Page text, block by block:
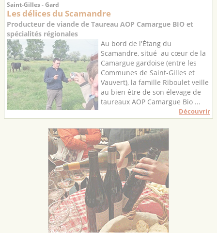
Saint-Gilles - Gard
Les délices du Scamandre
Producteur de viande de Taureau AOP Camargue BIO et
spécialités régionales
Au bord de l'Étang du
Scamandre, situé au cœur de la
Camargue gardoise (entre les
Communes de Saint-Gilles et
Vauvert), la famille Riboulet veille
au bien être de son élevage de
taureaux AOP Camargue Bio ...
Découvrir